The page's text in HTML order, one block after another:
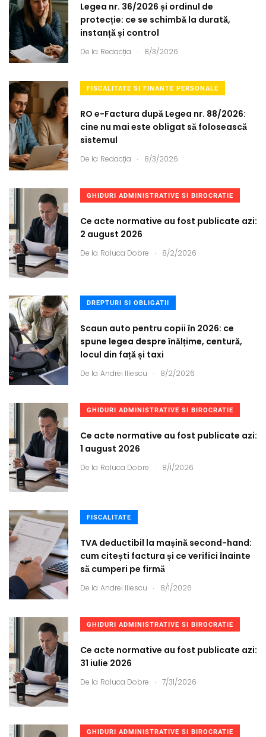
Legea nr. 36/2026 și ordinul de
protecție: ce se schimbă la durată,
instanță și control
De la Redacția . 8/3/2026
FISCALITATE SI FINANTE PERSONALE
RO e-Factura după Legea nr. 88/2026:
cine nu mai este obligat să folosească
sistemul
De la Redacția . 8/3/2026
GHIDURI ADMINISTRATIVE SI BIROCRATIE
Ce acte normative au fost publicate azi:
2 august 2026
De la Raluca Dobre . 8/2/2026
DREPTURI SI OBLIGATII
Scaun auto pentru copii în 2026: ce
spune legea despre înălțime, centură,
locul din față și taxi
De la Andrei Iliescu . 8/2/2026
GHIDURI ADMINISTRATIVE SI BIROCRATIE
Ce acte normative au fost publicate azi:
1 august 2026
De la Raluca Dobre . 8/1/2026
FISCALITATE
TVA deductibil la mașină second-hand:
cum citești factura și ce verifici înainte
să cumperi pe firmă
De la Andrei Iliescu . 8/1/2026
GHIDURI ADMINISTRATIVE SI BIROCRATIE
Ce acte normative au fost publicate azi:
31 iulie 2026
De la Raluca Dobre . 7/31/2026
GHIDURI ADMINISTRATIVE SI BIROCRATIE